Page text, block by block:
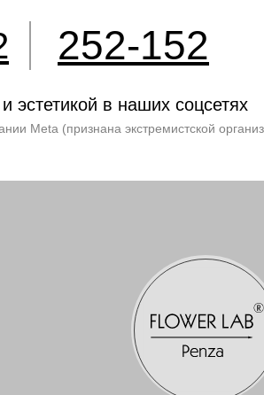
эстетикой в наших соцсетях
Meta (признана экстремистской
252-152